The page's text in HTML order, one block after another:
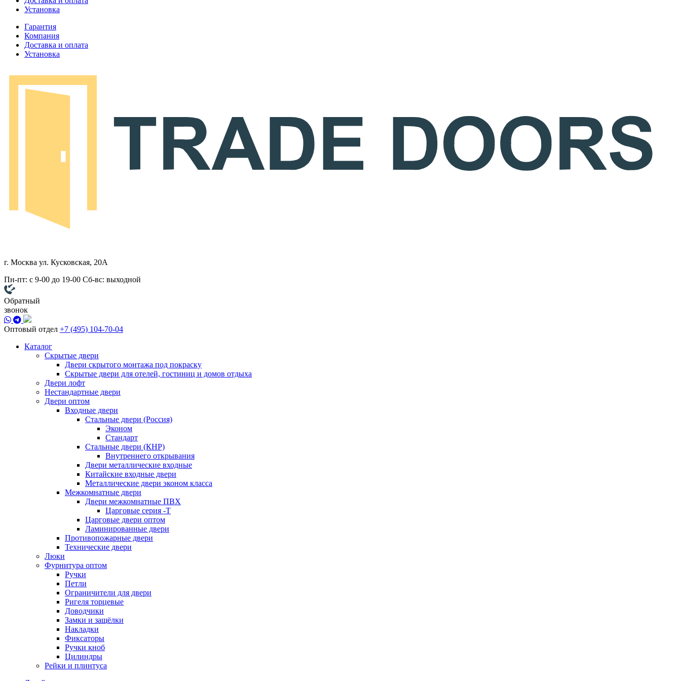
Установка
Гарантия
Компания
Доставка и оплата
Установка
г. Москва ул. Кусковская, 20А
Пн-пт: с 9-00 до 19-00 Сб-вс: выходной
Обратный
звонок
Оптовый отдел +7 (495) 104-70-04
Каталог
Скрытые двери
Двери скрытого монтажа под покраску
Скрытые двери для отелей, гостиниц и домов отдыха
Двери лофт
Нестандартные двери
Двери оптом
Входные двери
Стальные двери (Россия)
Эконом
Стандарт
Стальные двери (КНР)
Внутреннего открывания
Двери металлические входные
Китайские входные двери
Металлические двери эконом класса
Межкомнатные двери
Двери межкомнатные ПВХ
Царговые серия -Т
Царговые двери оптом
Ламинированные двери
Противопожарные двери
Технические двери
Люки
Фурнитура оптом
Ручки
Петли
Ограничители для двери
Ригеля торцевые
Доводчики
Замки и защёлки
Накладки
Фиксаторы
Ручки кноб
Цилиндры
Рейки и плинтуса